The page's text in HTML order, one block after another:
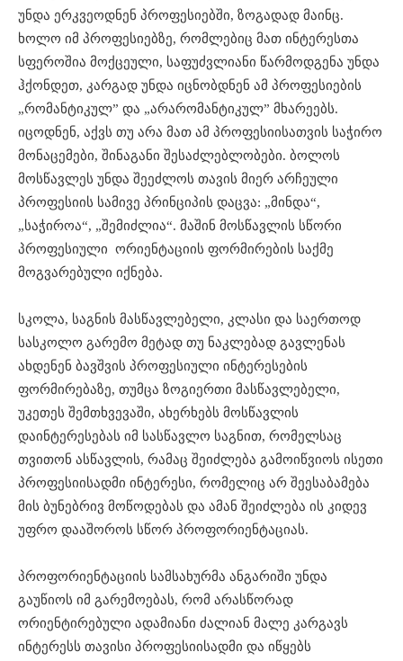
უნდა ერკვეოდნენ პროფესიებში, ზოგადად მაინც.
ხოლო იმ პროფესიებზე, რომლებიც მათ ინტერესთა
სფეროშია მოქცეული, საფუძვლიანი წარმოდგენა უნდა
ჰქონდეთ, კარგად უნდა იცნობდნენ ამ პროფესიების
„რომანტიკულ” და „არარომანტიკულ” მხარეებს.
იცოდნენ, აქვს თუ არა მათ ამ პროფესიისათვის საჭირო
მონაცემები, შინაგანი შესაძლებლობები. ბოლოს
მოსწავლეს უნდა შეეძლოს თავის მიერ არჩეული
პროფესიის სამივე პრინციპის დაცვა: „მინდა“,
„საჭიროა“, „შემიძლია“. მაშინ მოსწავლის სწორი
პროფესიული ორიენტაციის ფორმირების საქმე
მოგვარებული იქნება.
სკოლა, საგნის მასწავლებელი, კლასი და საერთოდ
სასკოლო გარემო მეტად თუ ნაკლებად გავლენას
ახდენენ ბავშვის პროფესიული ინტერესების
ფორმირებაზე, თუმცა ზოგიერთი მასწავლებელი,
უკეთეს შემთხვევაში, ახერხებს მოსწავლის
დაინტერესებას იმ სასწავლო საგნით, რომელსაც
თვითონ ასწავლის, რამაც შეიძლება გამოიწვიოს ისეთი
პროფესიისადმი ინტერესი, რომელიც არ შეესაბამება
მის ბუნებრივ მოწოდებას და ამან შეიძლება ის კიდევ
უფრო დააშოროს სწორ პროფორიენტაციას.
პროფორიენტაციის სამსახურმა ანგარიში უნდა
გაუწიოს იმ გარემოებას, რომ არასწორად
ორიენტირებული ადამიანი ძალიან მალე კარგავს
ინტერესს თავისი პროფესიისადმი და იწყებს